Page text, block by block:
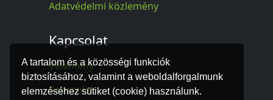
A tartalom és a közösségi funkciók
biztosításához, valamint a weboldalforgalmunk
elemzéséhez sütiket (cookie) használunk.
Adatvédelmi közlemény
Kapcsolat
Vélemény
Kapcsolat